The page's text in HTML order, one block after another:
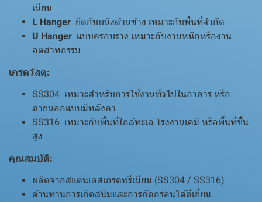
เนียน
L Hanger ยึดกับผนังด้านข้าง เหมาะกับพื้นที่จำกัด
U Hanger แบบครอบราง เหมาะกับงานหนักหรืองาน
อุตสาหกรรม
เกรดวัสดุ:
SS304 เหมาะสำหรับการใช้งานทั่วไปในอาคาร หรือ
ภายนอกแบบมีหลังคา
SS316 เหมาะกับพื้นที่ใกล้ทะเล โรงงานเคมี หรือพื้นที่ชื้น
สูง
คุณสมบัติ:
ผลิตจากสแตนเลสเกรดพรีเมียม (SS304 / SS316)
ต้านทานการเกิดสนิมและการกัดกร่อนได้ดีเยี่ยม